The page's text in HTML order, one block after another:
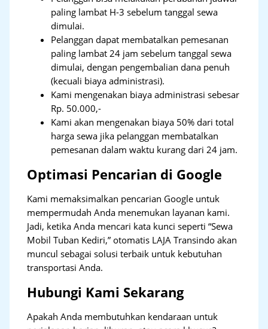
paling lambat H-3 sebelum tanggal sewa
dimulai.
Pelanggan dapat membatalkan pemesanan
paling lambat 24 jam sebelum tanggal sewa
dimulai, dengan pengembalian dana penuh
(kecuali biaya administrasi).
Kami mengenakan biaya administrasi sebesar
Rp. 50.000,-
Kami akan mengenakan biaya 50% dari total
harga sewa jika pelanggan membatalkan
pemesanan dalam waktu kurang dari 24 jam.
Optimasi Pencarian di Google
Kami memaksimalkan pencarian Google untuk
mempermudah Anda menemukan layanan kami.
Jadi, ketika Anda mencari kata kunci seperti “Sewa
Mobil Tuban Kediri,” otomatis LAJA Transindo akan
muncul sebagai solusi terbaik untuk kebutuhan
transportasi Anda.
Hubungi Kami Sekarang
Apakah Anda membutuhkan kendaraan untuk